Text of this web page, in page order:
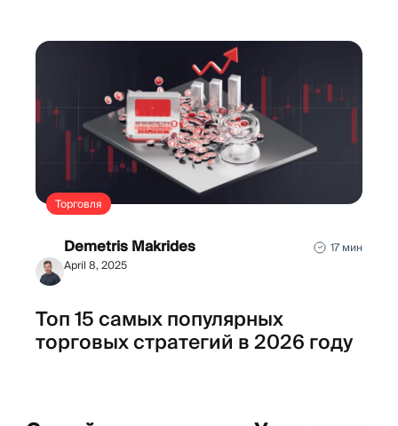
Торговля
Demetris Makrides
April 8, 2025
17 мин
Топ 15 самых популярных
торговых стратегий в 2026 году